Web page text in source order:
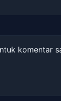
komentar